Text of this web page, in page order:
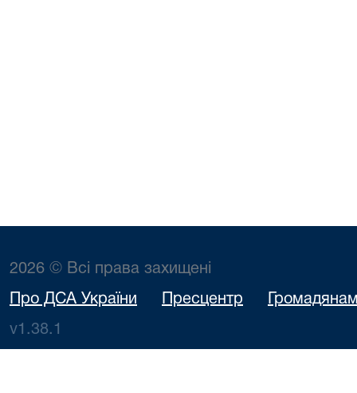
2026 © Всі права захищені
Про ДСА України Пресцентр
v1.38.1